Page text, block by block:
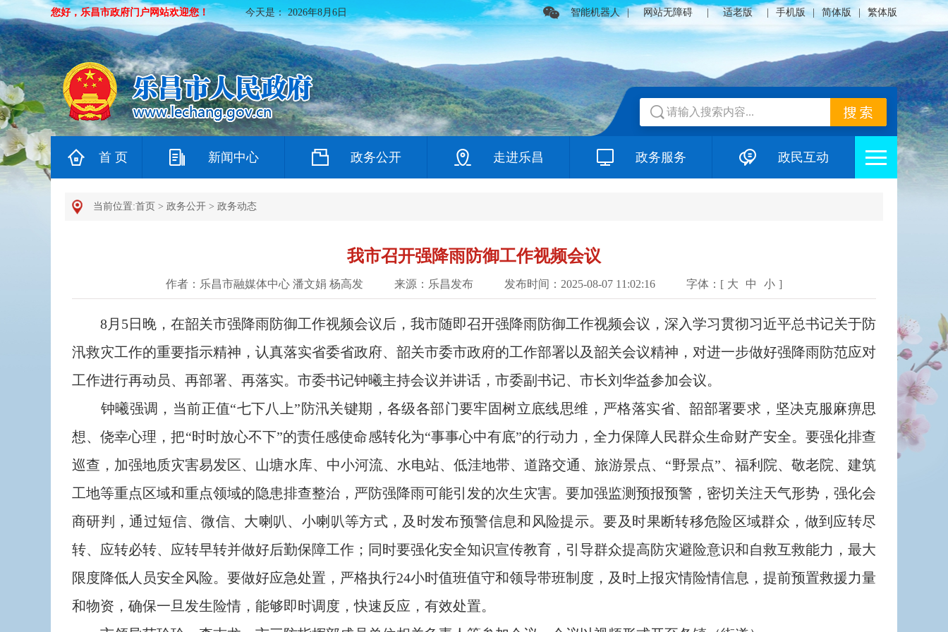
您好，乐昌市政府门户网站欢迎您！ 今天是：2026年8月6日 智能机器人 | 网站无障碍 适老版 手机版 简体版 繁体版
首 页 新闻中心 政务公开 走进乐昌 政务服务 政民互动
当前位置:首页 > 政务公开 > 政务动态
我市召开强降雨防御工作视频会议
作者：乐昌市融媒体中心 潘文娟 杨高发 来源：乐昌发布 发布时间：2025-08-07 11:02:16 字体：[ 大 中 小 ]
8月5日晚，在韶关市强降雨防御工作视频会议后，我市随即召开强降雨防御工作视频会议，深入学习贯彻习近平总书记关于防
汛救灾工作的重要指示精神，认真落实省委省政府、韶关市委市政府的工作部署以及韶关会议精神，对进一步做好强降雨防范应对
工作进行再动员、再部署、再落实。市委书记钟曦主持会议并讲话，市委副书记、市长刘华益参加会议。
钟曦强调，当前正值“七下八上”防汛关键期，各级各部门要牢固树立底线思维，严格落实省、韶部署要求，坚决克服麻痹思
想、侥幸心理，把“时时放心不下”的责任感使命感转化为“事事心中有底”的行动力，全力保障人民群众生命财产安全。要强化排查
巡查，加强地质灾害易发区、山塘水库、中小河流、水电站、低洼地带、道路交通、旅游景点、“野景点”、福利院、敬老院、建筑
工地等重点区域和重点领域的隐患排查整治，严防强降雨可能引发的次生灾害。要加强监测预报预警，密切关注天气形势，强化会
商研判，通过短信、微信、大喇叭、小喇叭等方式，及时发布预警信息和风险提示。要及时果断转移危险区域群众，做到应转尽
转、应转必转、应转早转并做好后勤保障工作；同时要强化安全知识宣传教育，引导群众提高防灾避险意识和自救互救能力，最大
限度降低人员安全风险。要做好应急处置，严格执行24小时值班值守和领导带班制度，及时上报灾情险情信息，提前预置救援力量
和物资，确保一旦发生险情，能够即时调度，快速反应，有效处置。